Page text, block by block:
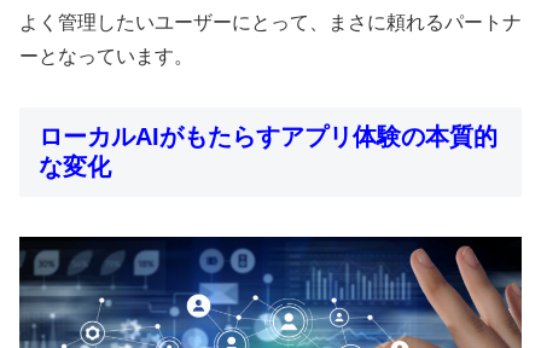
よく管理したいユーザーにとって、まさに頼れるパートナ
ーとなっています。
ローカルAIがもたらすアプリ体験の本質的
な変化